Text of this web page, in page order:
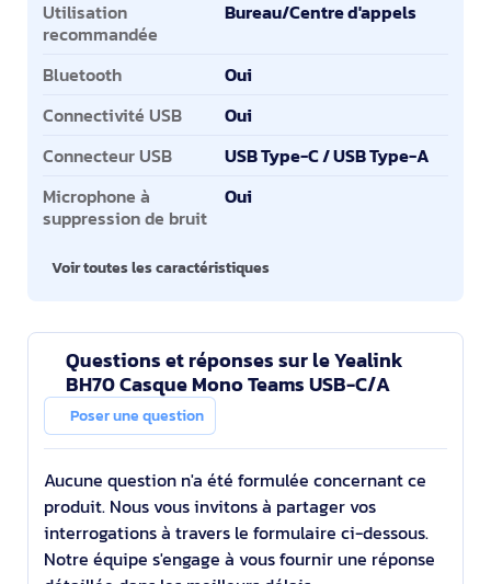
Utilisation
recommandée
Bureau/Centre d'appels
Bluetooth
Oui
Connectivité USB
Oui
Connecteur USB
USB Type-C / USB Type-A
Microphone à
suppression de bruit
Oui
Voir toutes les caractéristiques
Questions et réponses sur le Yealink
BH70 Casque Mono Teams USB-C/A
Poser une question
Aucune question n'a été formulée concernant ce
produit. Nous vous invitons à partager vos
interrogations à travers le formulaire ci-dessous.
Notre équipe s'engage à vous fournir une réponse